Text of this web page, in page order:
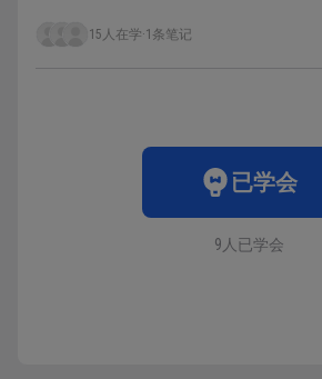
15人在学·1条笔记
已学会
9人已学会